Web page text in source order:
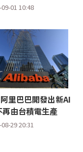
01 10:48
里巴巴開發出新AI
再由台積電生產
29 20:31